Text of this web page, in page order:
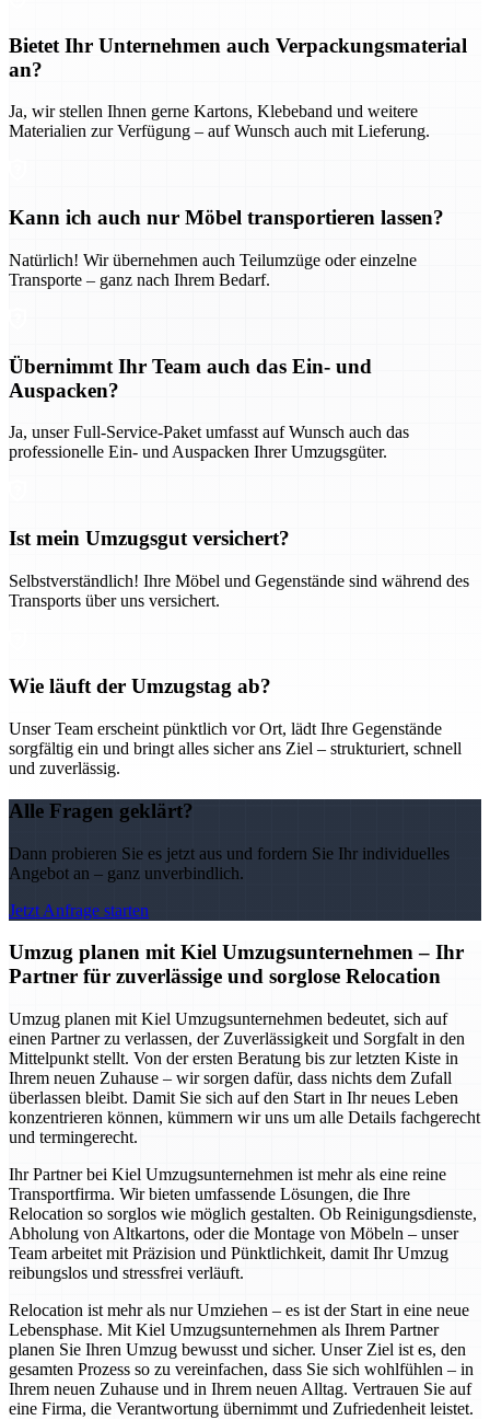
Bietet Ihr Unternehmen auch Verpackungsmaterial
an?
Ja, wir stellen Ihnen gerne Kartons, Klebeband und weitere
Materialien zur Verfügung – auf Wunsch auch mit Lieferung.
Kann ich auch nur Möbel transportieren lassen?
Natürlich! Wir übernehmen auch Teilumzüge oder einzelne
Transporte – ganz nach Ihrem Bedarf.
Übernimmt Ihr Team auch das Ein- und
Auspacken?
Ja, unser Full-Service-Paket umfasst auf Wunsch auch das
professionelle Ein- und Auspacken Ihrer Umzugsgüter.
Ist mein Umzugsgut versichert?
Selbstverständlich! Ihre Möbel und Gegenstände sind während des
Transports über uns versichert.
Wie läuft der Umzugstag ab?
Unser Team erscheint pünktlich vor Ort, lädt Ihre Gegenstände
sorgfältig ein und bringt alles sicher ans Ziel – strukturiert, schnell
und zuverlässig.
Alle Fragen geklärt?
Dann probieren Sie es jetzt aus und fordern Sie Ihr individuelles
Angebot an – ganz unverbindlich.
Jetzt Anfrage starten
Umzug planen mit Kiel Umzugsunternehmen – Ihr
Partner für zuverlässige und sorglose Relocation
Umzug planen mit Kiel Umzugsunternehmen bedeutet, sich auf
einen Partner zu verlassen, der Zuverlässigkeit und Sorgfalt in den
Mittelpunkt stellt. Von der ersten Beratung bis zur letzten Kiste in
Ihrem neuen Zuhause – wir sorgen dafür, dass nichts dem Zufall
überlassen bleibt. Damit Sie sich auf den Start in Ihr neues Leben
konzentrieren können, kümmern wir uns um alle Details fachgerecht
und termingerecht.
Ihr Partner bei Kiel Umzugsunternehmen ist mehr als eine reine
Transportfirma. Wir bieten umfassende Lösungen, die Ihre
Relocation so sorglos wie möglich gestalten. Ob Reinigungsdienste,
Abholung von Altkartons, oder die Montage von Möbeln – unser
Team arbeitet mit Präzision und Pünktlichkeit, damit Ihr Umzug
reibungslos und stressfrei verläuft.
Relocation ist mehr als nur Umziehen – es ist der Start in eine neue
Lebensphase. Mit Kiel Umzugsunternehmen als Ihrem Partner
planen Sie Ihren Umzug bewusst und sicher. Unser Ziel ist es, den
gesamten Prozess so zu vereinfachen, dass Sie sich wohlfühlen – in
Ihrem neuen Zuhause und in Ihrem neuen Alltag. Vertrauen Sie auf
eine Firma, die Verantwortung übernimmt und Zufriedenheit leistet.